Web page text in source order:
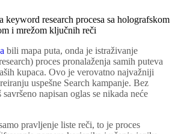
bili mapa puta, onda je istraživanje
proces pronalaženja samih puteva
kupaca. Ovo je verovatno najvažniji
uspešne Search kampanje. Bez
napisan oglas se nikada neće
pravljenje liste reči, to je proces